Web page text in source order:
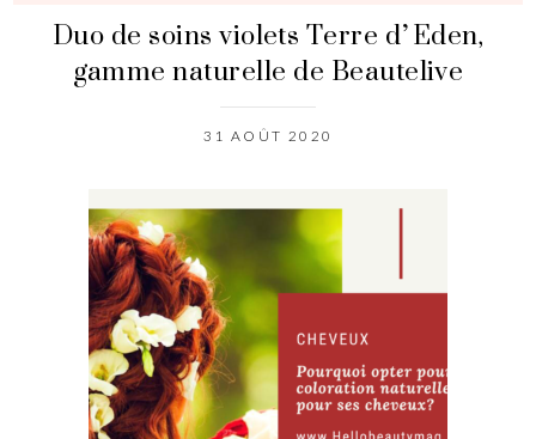
Duo de soins violets Terre d’Eden,
gamme naturelle de Beautelive
31 AOÛT 2020